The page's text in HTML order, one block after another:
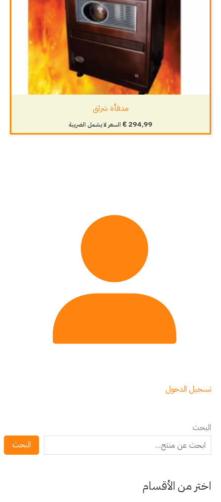
تسجيل الدخول
البحث
البحث
اختر من الأقسام
مدفأة شراق
€294,99 السعر لا يشمل الضريبة